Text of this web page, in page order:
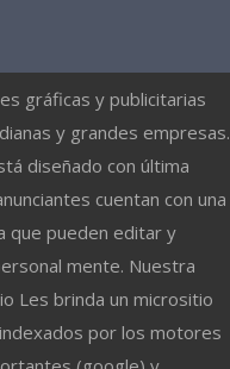
gráficas y publicitarias
y grandes empresas.
diseñado con última
cuentan con una
que pueden editar y
mente. Nuestra
Les brinda un micrositio
por los motores